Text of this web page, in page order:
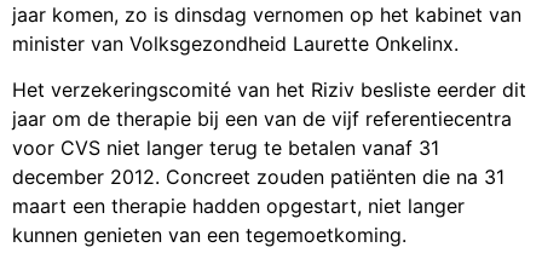
jaar komen, zo is dinsdag vernomen op het kabinet van
minister van Volksgezondheid Laurette Onkelinx.
Het verzekeringscomité van het Riziv besliste eerder dit
jaar om de therapie bij een van de vijf referentiecentra
voor CVS niet langer terug te betalen vanaf 31
december 2012. Concreet zouden patiënten die na 31
maart een therapie hadden opgestart, niet langer
kunnen genieten van een tegemoetkoming.